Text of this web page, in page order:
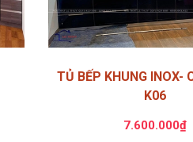
TỦ BẾP KHUNG INOX-
K06
7.600.000₫